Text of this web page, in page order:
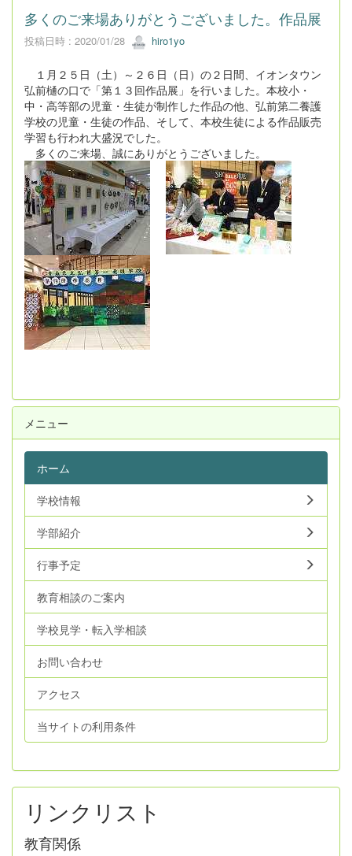
多くのご来場ありがとうございました。作品展
投稿日時 : 2020/01/28 hiro1yo
１月２５日（土）～２６日（日）の２日間、イオンタウン
弘前樋の口で「第１３回作品展」を行いました。本校小・
中・高等部の児童・生徒が制作した作品の他、弘前第二養護
学校の児童・生徒の作品、そして、本校生徒による作品販売
学習も行われ大盛況でした。
多くのご来場、誠にありがとうございました。
メニュー
ホーム
学校情報
学部紹介
行事予定
教育相談のご案内
学校見学・転入学相談
お問い合わせ
アクセス
当サイトの利用条件
リンクリスト
教育関係